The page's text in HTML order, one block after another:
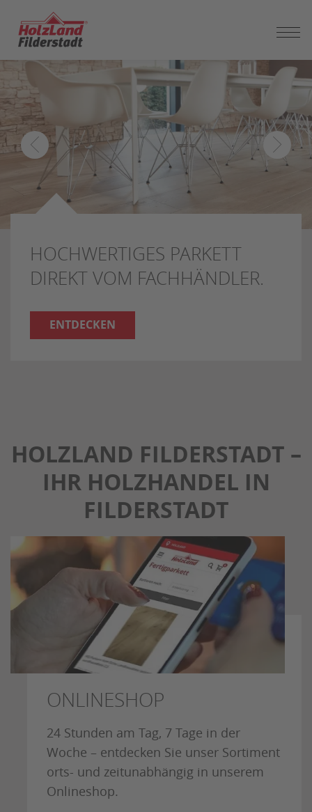
SEITENINHALT
SPRINGEN
HOCHWERTIGES PARKETT
DIREKT VOM FACHHÄNDLER.
ENTDECKEN
HOLZLAND FILDERSTADT –
IHR HOLZHANDEL IN
FILDERSTADT
ONLINESHOP
24 Stunden am Tag, 7 Tage in der
Woche – entdecken Sie unser Sortiment
orts- und zeitunabhängig in unserem
Onlineshop.